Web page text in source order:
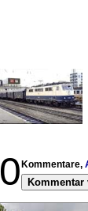
0 Kommentare,
Kommentar